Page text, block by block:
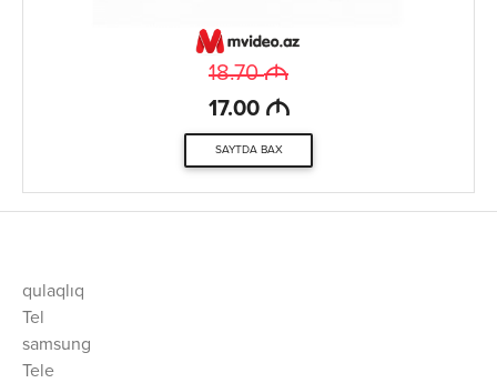
18.70M
17.00 M
SAYTDA BAX
qulaqlıq
Tel
samsung
Tele